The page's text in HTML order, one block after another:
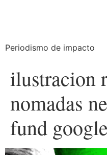
Periodismo de impacto
ilustracion
nomadas
fund google